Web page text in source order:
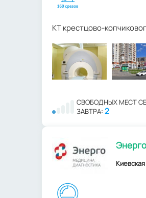
КТ крестцово-
СВОБОДНЫХ МЕСТ
ЗАВТРА: 2